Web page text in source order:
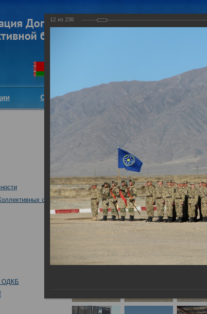
Структура ОДКБ Новости Документы
сил)
ОДКБ
Совместное тактическое учение с
12 из 236